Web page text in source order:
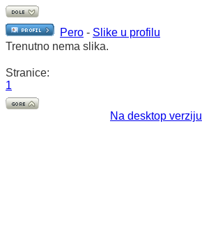
Pero - Slike u profilu
Trenutno nema slika.
Stranice:
1
Na desktop verziju